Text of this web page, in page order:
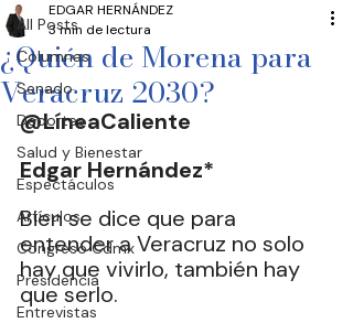
All Posts
Columnas
Senado
Deportes
Salud y Bienestar
Espectáculos
Artículos
Congreso Cdmx
Presidencia
Entrevistas
¿Quién de Morena para
Veracruz 2030?
EDGAR HERNÁNDEZ
3 min de lectura
@LíneaCaliente
Edgar Hernández*
Bien se dice que para
entender a Veracruz no solo
hay que vivirlo, también hay
que serlo.